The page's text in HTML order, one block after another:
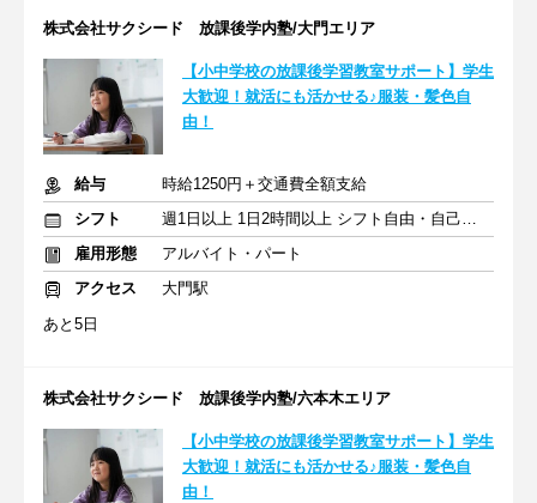
株式会社サクシード 放課後学内塾/大門エリア
【小中学校の放課後学習教室サポート】学生
大歓迎！就活にも活かせる♪服装・髪色自
由！
給与
時給1250円＋交通費全額支給
シフト
週1日以上 1日2時間以上 シフト自由・自己申告
雇用形態
アルバイト・パート
アクセス
大門駅
あと5日
株式会社サクシード 放課後学内塾/六本木エリア
【小中学校の放課後学習教室サポート】学生
大歓迎！就活にも活かせる♪服装・髪色自
由！